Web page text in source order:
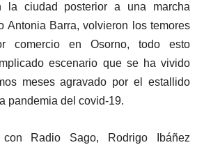
la ciudad posterior a una marcha
Antonia Barra, volvieron los temores
comercio en Osorno, todo esto
escenario que se ha vivido
meses agravado por el estallido
pandemia del covid-19.
con Radio Sago, Rodrigo Ibáñez